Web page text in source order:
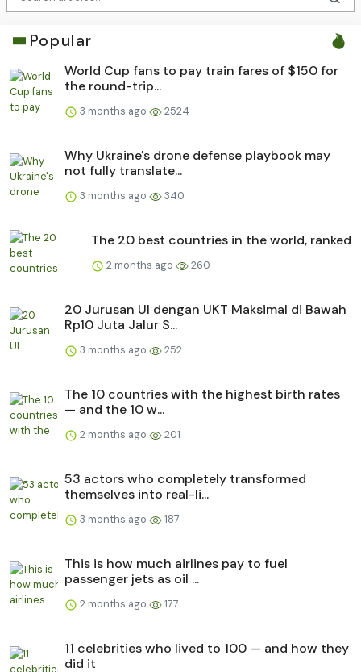
Popular
World Cup fans to pay train fares of $150 for
the round-trip...
3 months ago 2524
Why Ukraine's drone defense playbook may
not fully translate...
3 months ago 340
The 20 best countries in the world, ranked
2 months ago 260
20 Jurusan UI dengan UKT Maksimal di Bawah
Rp10 Juta Jalur S...
3 months ago 252
The 10 countries with the highest birth rates
— and the 10 w...
2 months ago 201
53 actors who completely transformed
themselves into real-li...
3 months ago 187
This is how much airlines pay to fuel
passenger jets as oil ...
2 months ago 177
11 celebrities who lived to 100 — and how they
did it